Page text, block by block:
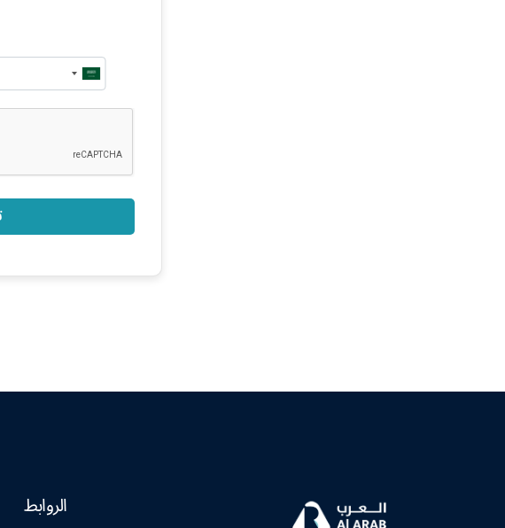
Saudi
Arabia
الروابط